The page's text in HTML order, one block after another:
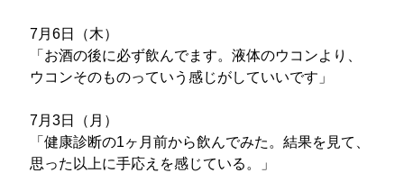
7月6日（木）
「お酒の後に必ず飲んでます。液体のウコンより、
ウコンそのものっていう感じがしていいです」
7月3日（月）
「健康診断の1ヶ月前から飲んでみた。結果を見て、
思った以上に手応えを感じている。」